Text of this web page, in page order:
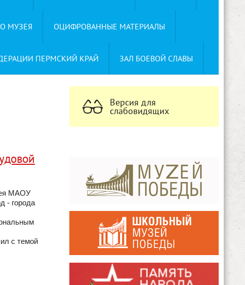
МУЗЕЯ ОЦИФРОВАННЫЕ МАТЕРИАЛЫ
ПЕРМСКИЙ КРАЙ ЗАЛ БОЕВОЙ СЛАВЫ
МАОУ
- города
с темой
Версия для
слабовидящих